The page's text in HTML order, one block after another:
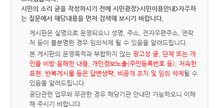
시민의 소리 글을 작성하시기 전에 시민광장>시민이용안내>자주하
는 질문에서 해당내용을 먼저 검색해 보시기 바랍니다.
게시판은 실명으로 운영되오니 성명, 주소, 전자우편주소, 연락
처 등이 불분명한 경우 임의삭제 될 수 있음을 알려드립니다.
본 게시판의 운영목적과 부합하지 않는광고성 글, 단체 또는 개
인을 비방·음해한 내용, 개인정보노출(주민등록번호 등), 저속한
표현, 반복게시물 등은 답변생략, 비공개 조치 및 임의 삭제될 수
있음을 알려드립니다.
공단관련 업무와 무관한 경우 해당기관 안내만 가능하오니 이해
해 주시기 바랍니다.